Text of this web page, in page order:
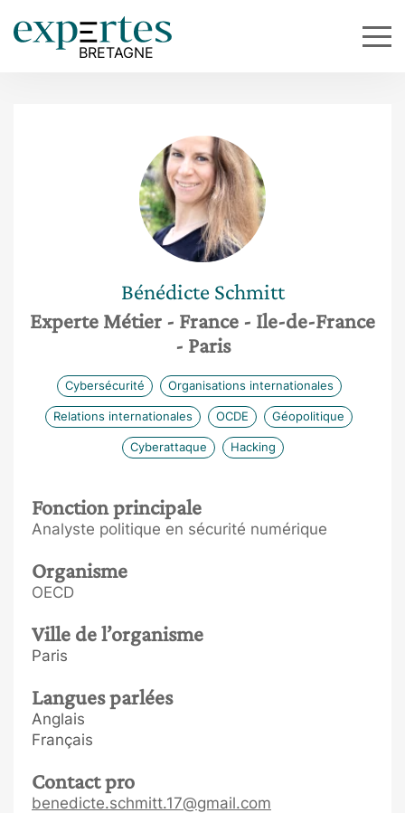
Bénédicte Schmitt
Experte Métier - France - Ile-de-France
- Paris
Cybersécurité Organisations internationales
Relations internationales OCDE Géopolitique
Cyberattaque Hacking
Fonction principale
Analyste politique en sécurité numérique
Organisme
OECD
Ville de l’organisme
Paris
Langues parlées
Anglais
Français
Contact pro
benedicte.schmitt.17@gmail.com